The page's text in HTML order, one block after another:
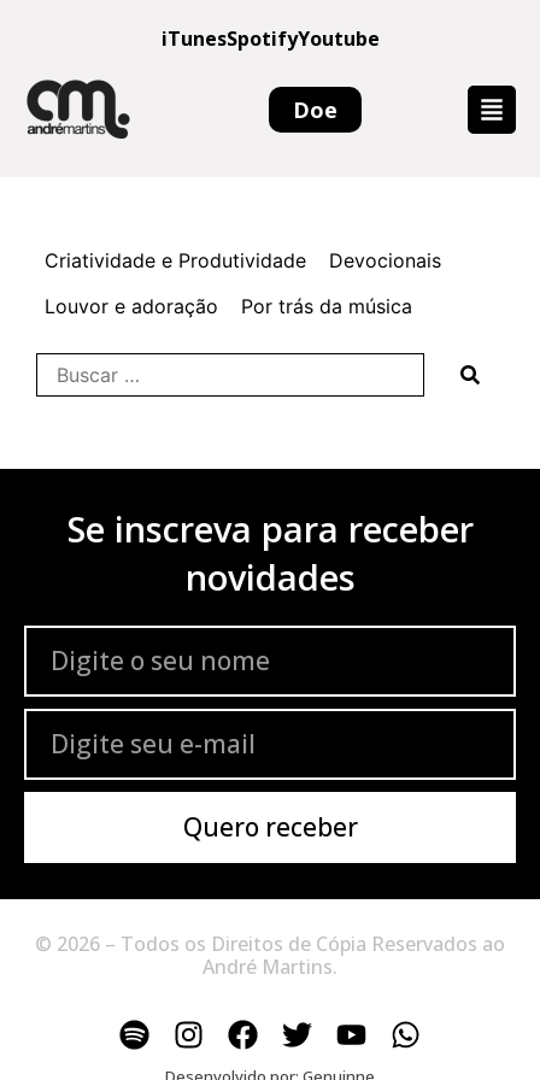
iTunesSpotifyYoutube
Doe
Criatividade e Produtividade
Devocionais
Louvor e adoração
Por trás da música
Se inscreva para receber
novidades
Quero receber
© 2026 – Todos os Direitos de Cópia Reservados ao
André Martins.